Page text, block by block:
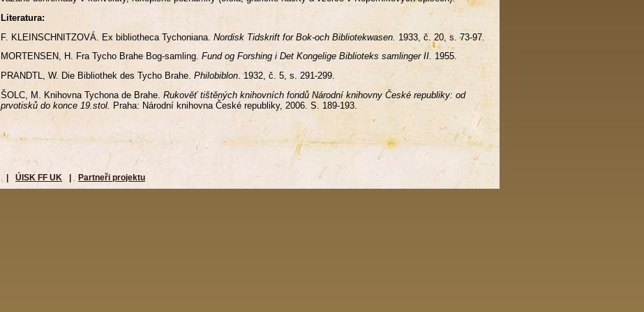
Literatura:
F. KLEINSCHNITZOVÁ. Ex bibliotheca Tychoniana. Nordisk Tidskrift for Bok-och Bibliotekwasen. 1933, č. 20, s. 73-97.
MORTENSEN, H. Fra Tycho Brahe Bog-samling. Fund og Forshing i Det Kongelige Biblioteks samlinger II. 1955.
PRANDTL, W. Die Bibliothek des Tycho Brahe. Philobiblon. 1932, č. 5, s. 291-299.
ŠOLC, M. Knihovna Tychona de Brahe. Rukověť tištěných knihovních fondů Národní knihovny České republiky: od
prvotisků do konce 19.stol.
Praha: Národní knihovna České republiky, 2006. S. 189-193.
ÚISK FF UK Partneři projektu